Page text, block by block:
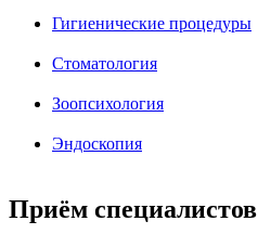
Гигиенические процедуры
Стоматология
Зоопсихология
Эндоскопия
Приём специалистов